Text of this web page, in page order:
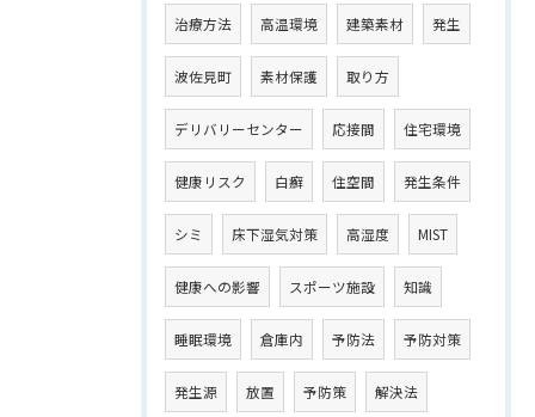
治療方法 高温環境 建築素材 発生
波佐見町 素材保護 取り方
デリバリーセンター 応接間 住宅環境
健康リスク 白癬 住空間 発生条件
シミ 床下湿気対策 高湿度 MIST
健康への影響 スポーツ施設 知識
睡眠環境 倉庫内 予防法 予防対策
発生源 放置 予防策 解決法